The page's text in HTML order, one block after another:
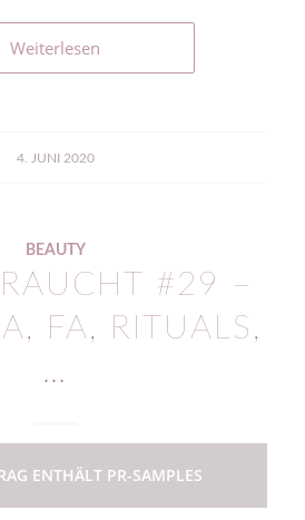
Weiterlesen
4. JUNI 2020
BEAUTY
#29 –
FA, RITUALS,
…
ENTHÄLT PR-SAMPLES